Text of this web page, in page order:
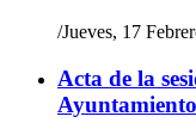
/Jueves, 17
Acta de la